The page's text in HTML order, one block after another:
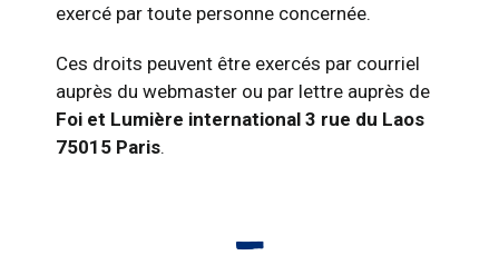
exercé par toute personne concernée.
Ces droits peuvent être exercés par courriel
auprès du webmaster ou par lettre auprès de
Foi et Lumière international 3 rue du Laos
75015 Paris.